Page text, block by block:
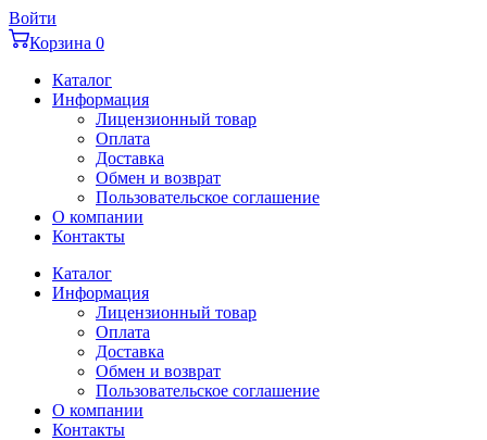
Перейти
к
содержимому
Войти
Корзина 0
Каталог
Информация
Лицензионный товар
Оплата
Доставка
Обмен и возврат
Пользовательское соглашение
О компании
Контакты
Каталог
Информация
Лицензионный товар
Оплата
Доставка
Обмен и возврат
Пользовательское соглашение
О компании
Контакты